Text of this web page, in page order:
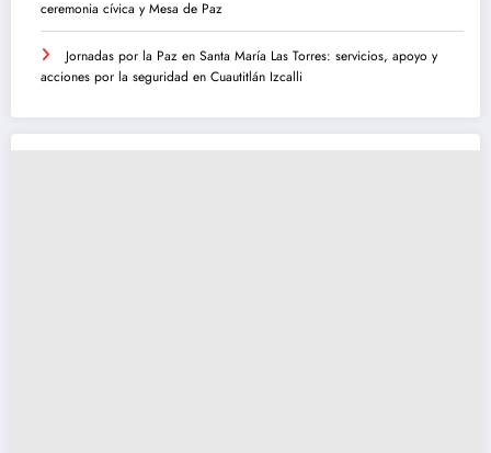
ceremonia cívica y Mesa de Paz
Jornadas por la Paz en Santa María Las Torres: servicios, apoyo y
acciones por la seguridad en Cuautitlán Izcalli